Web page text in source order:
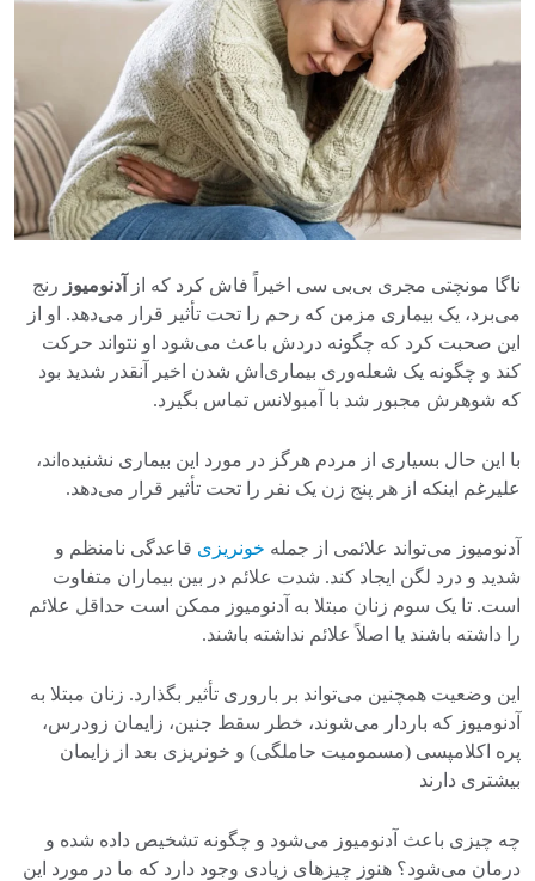
ناگا مونچتی مجری بی‌بی سی اخیراً فاش کرد که از آدنومیوز رنج
می‌برد، یک بیماری مزمن که رحم را تحت تأثیر قرار می‌دهد. او از
این صحبت کرد که چگونه دردش باعث می‌شود او نتواند حرکت
کند و چگونه یک شعله‌وری بیماری‌اش شدن اخیر آنقدر شدید بود
که شوهرش مجبور شد با آمبولانس تماس بگیرد.
با این حال بسیاری از مردم هرگز در مورد این بیماری نشنیده‌اند،
علیرغم اینکه از هر پنج زن یک نفر را تحت تأثیر قرار می‌دهد.
آدنومیوز می‌تواند علائمی از جمله خونریزی قاعدگی نامنظم و
شدید و درد لگن ایجاد کند. شدت علائم در بین بیماران متفاوت
است. تا یک سوم زنان مبتلا به آدنومیوز ممکن است حداقل علائم
را داشته باشند یا اصلاً علائم نداشته باشند.
این وضعیت همچنین می‌تواند بر باروری تأثیر بگذارد. زنان مبتلا به
آدنومیوز که باردار می‌شوند، خطر سقط جنین، زایمان زودرس،
پره اکلامپسی (مسمومیت حاملگی) و خونریزی بعد از زایمان
بیشتری دارند
چه چیزی باعث آدنومیوز می‌شود و چگونه تشخیص داده شده و
درمان می‌شود؟ هنوز چیز‌های زیادی وجود دارد که ما در مورد این